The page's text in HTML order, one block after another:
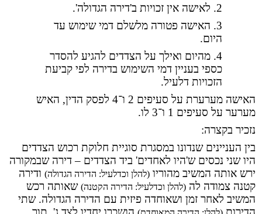
2. לאישה אין זכויות ב'דירה הגדולה'.
3. האישה פטורה מלשלם דמי שימוש עד
היום.
4. מהיום ואילך על הצדדים להגיע להסדר
כספי בעניין דמי השימוש בדירה לפי קביעת
הזכויות דלעיל.
האישה מערערת על סעיפים 2 ו
־
4 לפסק הדין, האיש
מערער על סעיפים 1 ו
־3 לו.
נזכיר בקצרה:
בין העניינים שנדונו במסגרת סוגיית חלוקת רכוש הצדדים
היו שני נכסים ש'היו לאחדים' ביד הצדדים – דירה שבמקורה
ירש אותה המשיב מהוריו(להלן וכדלעיל: הדירה הגדולה) ודירה
קטנה צמודה לה(להלן וכדלעיל: הדירה הקטנה) שאותה רכש
המשיב לאחר זמן ושאוחדה פיזית עם הדירה הגדולה. שתי